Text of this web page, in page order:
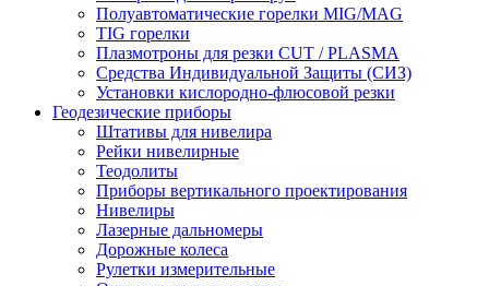
Полуавтоматические горелки MIG/MAG
TIG горелки
Плазмотроны для резки CUT / PLASMA
Средства Индивидуальной Защиты (СИЗ)
Установки кислородно-флюсовой резки
Геодезические приборы
Штативы для нивелира
Рейки нивелирные
Теодолиты
Приборы вертикального проектирования
Нивелиры
Лазерные дальномеры
Дорожные колеса
Рулетки измерительные